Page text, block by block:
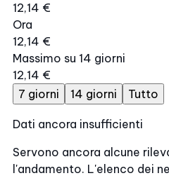
12,14 €
Ora
12,14 €
Massimo su 14 giorni
12,14 €
7 giorni
14 giorni Tutto
Dati ancora insufficienti
Servono ancora alcune
l'andamento. L'elenco dei